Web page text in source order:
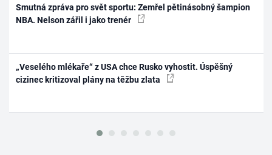
Smutná zpráva pro svět sportu: Zemřel pětinásobný šampion
NBA. Nelson zářil i jako trenér
„Veselého mlékaře“ z USA chce Rusko vyhostit. Úspěšný
cizinec kritizoval plány na těžbu zlata